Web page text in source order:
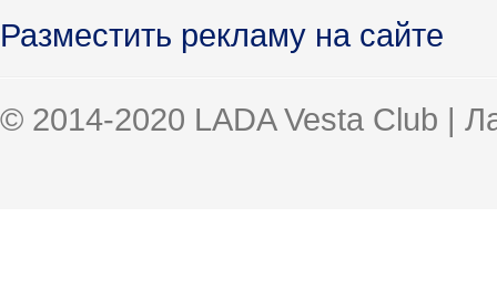
Разместить рекламу на сайте
© 2014-2020 LADA Vesta Club |